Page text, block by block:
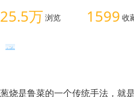
25.5万 浏览 1599 收
葱烧是鲁菜的一个传统手法，就